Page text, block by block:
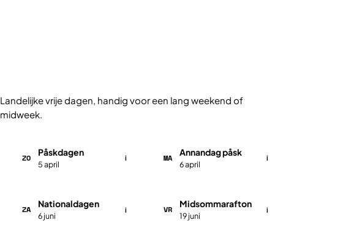
Landelijke vrije dagen, handig voor een lang weekend of
midweek.
ZO
Påskdagen
5 april
i MA
Annandag påsk
6 april
i
ZA
Nationaldagen
6 juni
i VR
Midsommarafton
19 juni
i